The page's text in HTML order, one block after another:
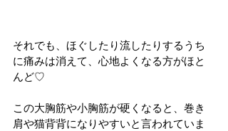
それでも、ほぐしたり流したりするうち
に痛みは消えて、心地よくなる方がほと
んど♡
この大胸筋や小胸筋が硬くなると、巻き
肩や猫背背になりやすいと言われていま